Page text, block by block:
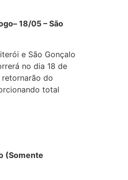
18/05 – São
e São Gonçalo
no dia 18 de
do
total
(Somente